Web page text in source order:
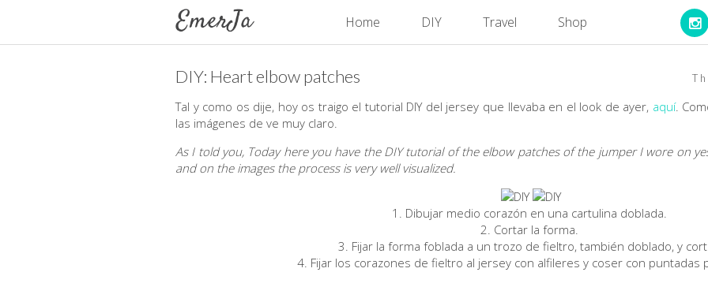
Home DIY Travel Shop
DIY: Heart elbow patches
Tal y como os dije, hoy os traigo el tutorial DIY del jersey que llevaba en el look de ayer, aquí.
las imágenes de ve muy claro.
As I told you, Today here you have the DIY tutorial of the elbow patches of the jumper I wore on
and on the images the process is very well visualized.
1. Dibujar medio corazón en una cartulina doblada.
2. Cortar la forma.
3. Fijar la forma foblada a un trozo de fieltro, también doblado, y
4. Fijar los corazones de fieltro al jersey con alfileres y coser con puntadas